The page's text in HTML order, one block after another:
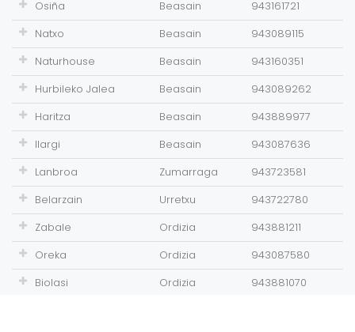
Osiña
Beasain
943161721
Natxo
Beasain
943089115
Naturhouse
Beasain
943160351
Hurbileko Jalea
Beasain
943089262
Haritza
Beasain
943889977
Ilargi
Beasain
943087636
Lanbroa
Zumarraga
943723581
Belarzain
Urretxu
943722780
Zabale
Ordizia
943881211
Oreka
Ordizia
943087580
Biolasi
Ordizia
943881070